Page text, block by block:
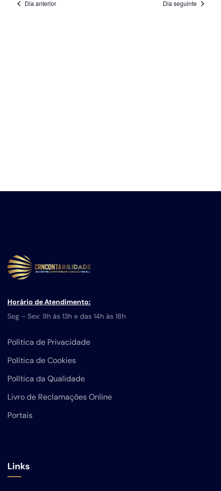
Dia anterior Dia seguinte
Horário de Atendimento:
Seg – Sex: 9h às 13h e das 14h às 18h
Política de Privacidade
Política de Cookies
Política da Qualidade
Livro de Reclamações Online
Portais
Links